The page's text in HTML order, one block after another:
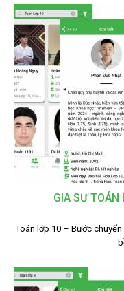
GIA SƯ TOÁN
Toán lớp 10 – Bước